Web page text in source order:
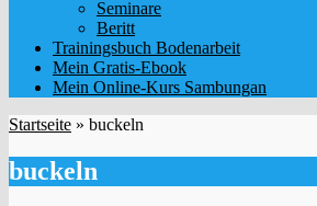
Seminare
Beritt
Trainingsbuch Bodenarbeit
Mein Gratis-Ebook
Mein Online-Kurs Sambungan
Startseite » buckeln
buckeln